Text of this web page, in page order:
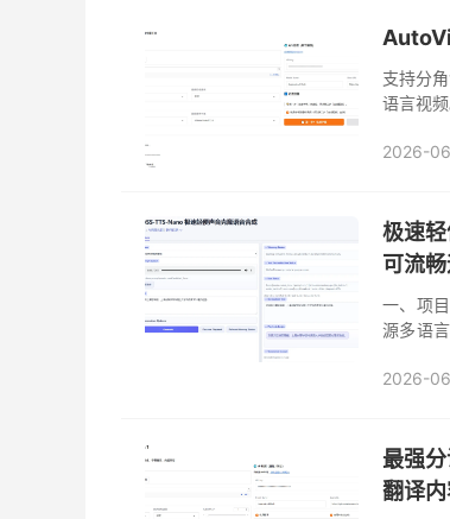
支持分
语言视
2026-
极速
可流
一、项
源多语
2026-
最强
翻译